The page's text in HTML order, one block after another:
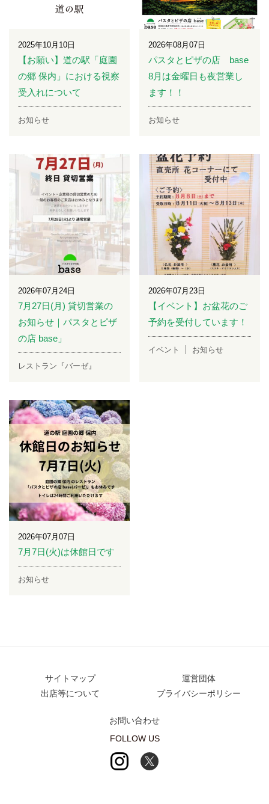
2025年10月10日
【お願い】道の駅「庭園
の郷 保内」における視察
受入れについて
お知らせ
2026年08月07日
パスタとピザの店 base
8月は金曜日も夜営業し
ます！！
お知らせ
2026年07月24日
7月27日(月) 貸切営業の
お知らせ｜パスタとピザ
の店 base」
レストラン『バーゼ』
2026年07月23日
【イベント】お盆花のご
予約を受付しています！
イベント お知らせ
2026年07月07日
7月7日(火)は休館日です
お知らせ
サイトマップ
運営団体
出店等について
プライバシーポリシー
お問い合わせ
FOLLOW US